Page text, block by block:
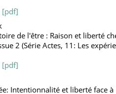
de l'être : Raison et liberté
2 (Série Actes, 11: Les
Intentionnalité et liberté face